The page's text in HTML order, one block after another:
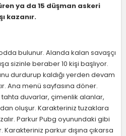
ya da 15 düşman askeri
kazanır.
bulunur. Alanda kalan savaşçı
sizinle beraber 10 kişi başlıyor.
durdurup kaldığı yerden devam
Ana menü sayfasına döner.
duvarlar, çimenlik alanlar,
oluşur. Karakteriniz tuzaklara
Parkur Pubg oyunundaki gibi
Karakteriniz parkur dışına çıkarsa